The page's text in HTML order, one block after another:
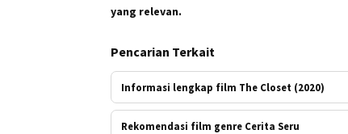
yang relevan.
Pencarian Terkait
Informasi lengkap film The Closet (2020)
Rekomendasi film genre Cerita Seru